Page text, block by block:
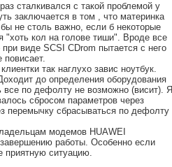
сталкивался с такой проблемой у
заключается в том , что материнка
не столь важно, если б некоторые
"хоть кол на голове тиши". Вроде все
виде SCSI CDrom пытается с него
повисает.
так наглухо завис ноутбук.
до определения оборудования
по дефолту не возможно (висит). Я
сбросом параметров через
перемычку сбрасываться по дефолту
модемов HUAWEI
работы. Особенно если
приятную ситуацию.